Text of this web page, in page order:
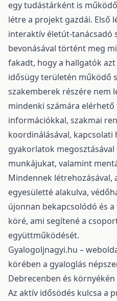
egy tudástárként is
létre a projekt gazdái. Első
interaktív életút-tanácsadó
bevonásával történt meg
fakadt, hogy a hallgatók
idősügy területén működő
szakemberek részére nem
mindenki számára
információkkal, szakmai
koordinálásával, kapcsolati
gyakorlatok
munkájukat, valamint
Mindennek létrehozásával,
egyesületté alakulva,
újonnan bekapcsolódó és
köré, ami segítené a
együttműködését.
Gyalogoljnagyi.hu –
körében a gyaloglás
Debrecenben és
Az aktív idősödés kulcsa a